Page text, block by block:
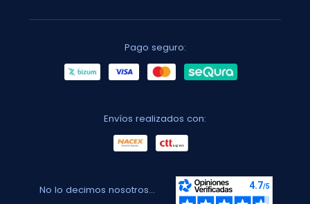
Pago seguro:
Envíos realizados con:
No lo decimos nosotros...